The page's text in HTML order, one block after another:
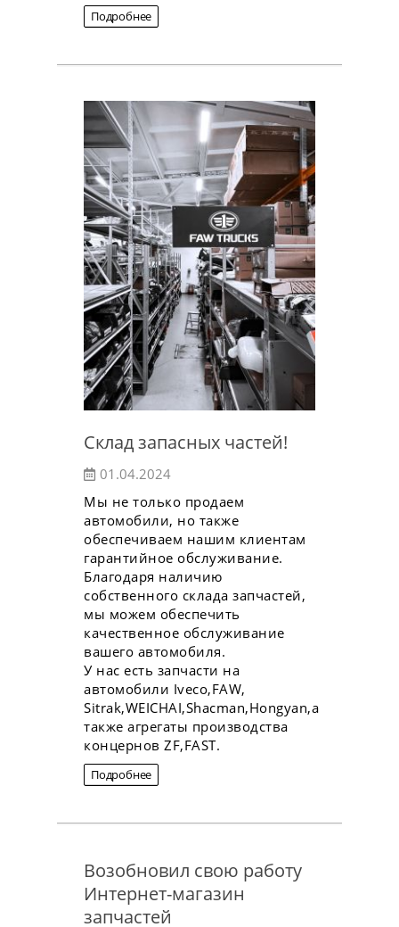
Подробнее
Склад запасных частей!
01.04.2024
Мы не только продаем
автомобили, но также
обеспечиваем нашим клиентам
гарантийное обслуживание.
Благодаря наличию
собственного склада запчастей,
мы можем обеспечить
качественное обслуживание
вашего автомобиля.
У нас есть запчасти на
автомобили Iveco,FAW,
Sitrak,WEICHAI,Shacman,Hongyan,а
также агрегаты производства
концернов ZF,FAST.
Подробнее
Возобновил свою работу
Интернет-магазин
запчастей